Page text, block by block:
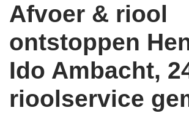
Afvoer & riool
ontstoppen
Ido Ambacht,
rioolservice